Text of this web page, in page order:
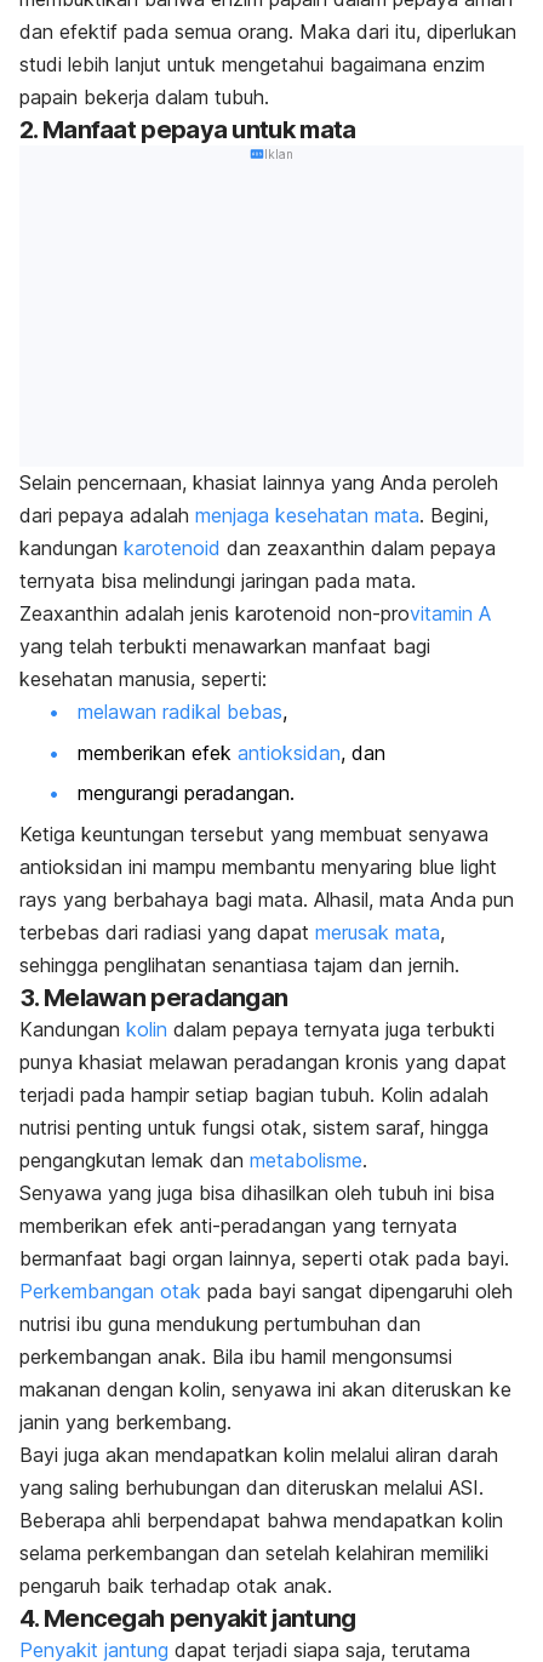
dan efektif pada semua orang. Maka dari itu, diperlukan
studi lebih lanjut untuk mengetahui bagaimana enzim
papain bekerja dalam tubuh.
2. Manfaat pepaya untuk mata
Iklan
Selain pencernaan, khasiat lainnya yang Anda peroleh
dari pepaya adalah menjaga kesehatan mata. Begini,
kandungan karotenoid dan zeaxanthin dalam pepaya
ternyata bisa melindungi jaringan pada mata.
Zeaxanthin adalah jenis karotenoid non-provitamin A
yang telah terbukti menawarkan manfaat bagi
kesehatan manusia, seperti:
melawan radikal bebas,
memberikan efek antioksidan, dan
mengurangi peradangan.
Ketiga keuntungan tersebut yang membuat senyawa
antioksidan ini mampu membantu menyaring blue light
rays yang berbahaya bagi mata. Alhasil, mata Anda pun
terbebas dari radiasi yang dapat merusak mata,
sehingga penglihatan senantiasa tajam dan jernih.
3. Melawan peradangan
Kandungan kolin dalam pepaya ternyata juga terbukti
punya khasiat melawan peradangan kronis yang dapat
terjadi pada hampir setiap bagian tubuh. Kolin adalah
nutrisi penting untuk fungsi otak, sistem saraf, hingga
pengangkutan lemak dan metabolisme.
Senyawa yang juga bisa dihasilkan oleh tubuh ini bisa
memberikan efek anti-peradangan yang ternyata
bermanfaat bagi organ lainnya, seperti otak pada bayi.
Perkembangan otak pada bayi sangat dipengaruhi oleh
nutrisi ibu guna mendukung pertumbuhan dan
perkembangan anak. Bila ibu hamil mengonsumsi
makanan dengan kolin, senyawa ini akan diteruskan ke
janin yang berkembang.
Bayi juga akan mendapatkan kolin melalui aliran darah
yang saling berhubungan dan diteruskan melalui ASI.
Beberapa ahli berpendapat bahwa mendapatkan kolin
selama perkembangan dan setelah kelahiran memiliki
pengaruh baik terhadap otak anak.
4. Mencegah penyakit jantung
Penyakit jantung dapat terjadi siapa saja, terutama